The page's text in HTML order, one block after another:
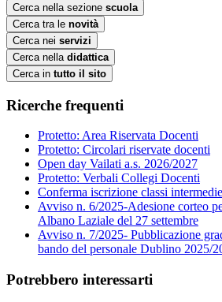
Cerca nella sezione scuola
Cerca tra le novità
Cerca nei servizi
Cerca nella didattica
Cerca in tutto il sito
Ricerche frequenti
Protetto: Area Riservata Docenti
Protetto: Circolari riservate docenti
Open day Vailati a.s. 2026/2027
Protetto: Verbali Collegi Docenti
Conferma iscrizione classi
Avviso n. 6/2025-Adesione corteo
Albano Laziale del 27 settembre
Avviso n. 7/2025- Pubblicazione
bando del personale Dublino 2025/
Potrebbero interessarti